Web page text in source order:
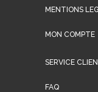
MENTIONS
MON COMPTE
SERVICE
FAQ